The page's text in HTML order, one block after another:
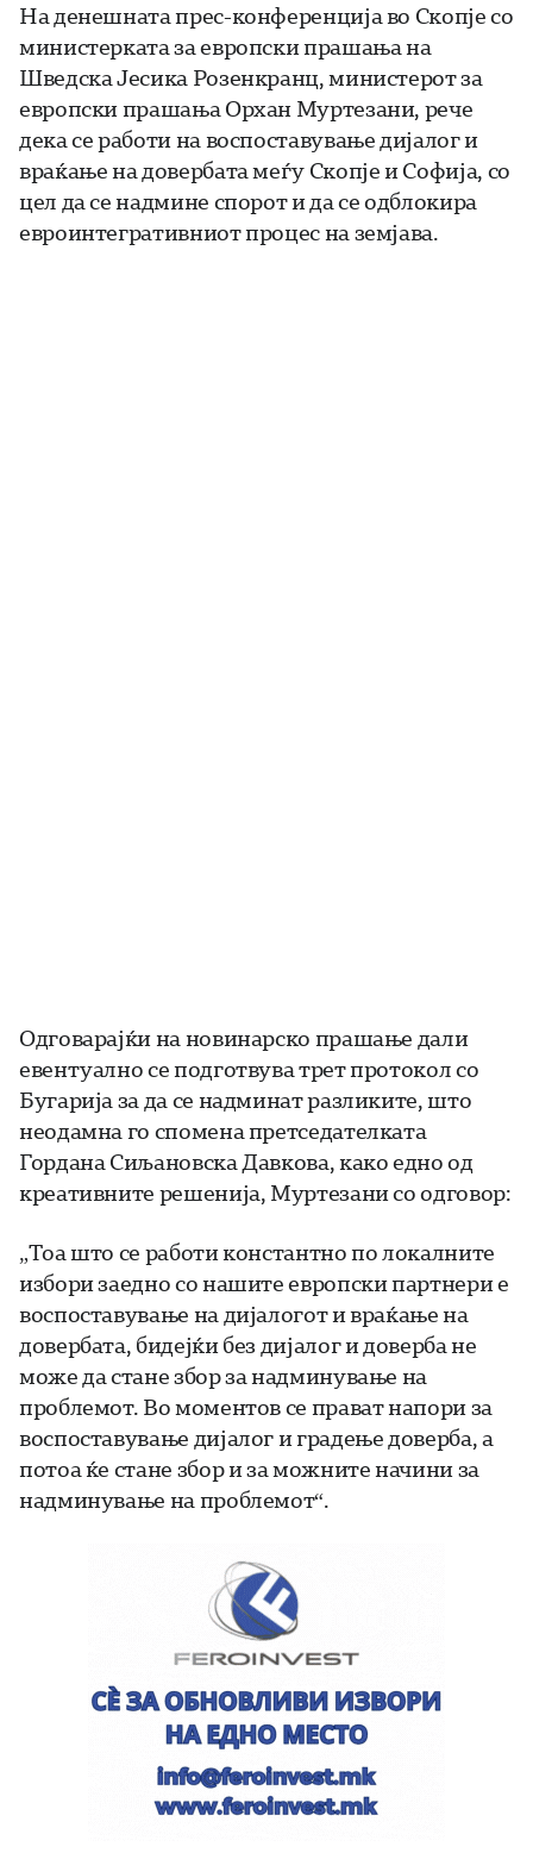
На денешната прес-конференција во Скопје со
министерката за европски прашања на
Шведска Јесика Розенкранц, министерот за
европски прашања Орхан Муртезани, рече
дека се работи на воспоставување дијалог и
враќање на довербата меѓу Скопје и Софија, со
цел да се надмине спорот и да се одблокира
евроинтегративниот процес на земјава.
Одговарајќи на новинарско прашање дали
евентуално се подготвува трет протокол со
Бугарија за да се надминат разликите, што
неодамна го спомена претседателката
Гордана Сиљановска Давкова, како едно од
креативните решенија, Муртезани со одговор:
„Тоа што се работи константно по локалните
избори заедно со нашите европски партнери е
воспоставување на дијалогот и враќање на
довербата, бидејќи без дијалог и доверба не
може да стане збор за надминување на
проблемот. Во моментов се прават напори за
воспоставување дијалог и градење доверба, а
потоа ќе стане збор и за можните начини за
надминување на проблемот“.